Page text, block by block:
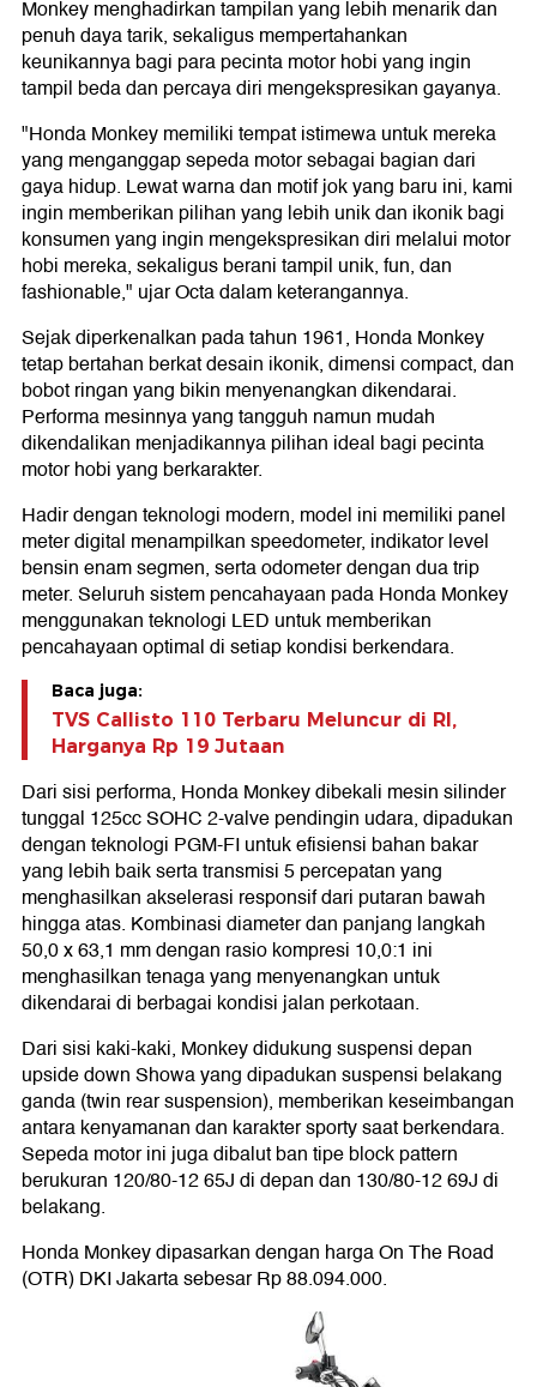
Monkey menghadirkan tampilan yang lebih menarik dan
penuh daya tarik, sekaligus mempertahankan
keunikannya bagi para pecinta motor hobi yang ingin
tampil beda dan percaya diri mengekspresikan gayanya.
"Honda Monkey memiliki tempat istimewa untuk mereka
yang menganggap sepeda motor sebagai bagian dari
gaya hidup. Lewat warna dan motif jok yang baru ini, kami
ingin memberikan pilihan yang lebih unik dan ikonik bagi
konsumen yang ingin mengekspresikan diri melalui motor
hobi mereka, sekaligus berani tampil unik, fun, dan
fashionable," ujar Octa dalam keterangannya.
Sejak diperkenalkan pada tahun 1961, Honda Monkey
tetap bertahan berkat desain ikonik, dimensi compact, dan
bobot ringan yang bikin menyenangkan dikendarai.
Performa mesinnya yang tangguh namun mudah
dikendalikan menjadikannya pilihan ideal bagi pecinta
motor hobi yang berkarakter.
Hadir dengan teknologi modern, model ini memiliki panel
meter digital menampilkan speedometer, indikator level
bensin enam segmen, serta odometer dengan dua trip
meter. Seluruh sistem pencahayaan pada Honda Monkey
menggunakan teknologi LED untuk memberikan
pencahayaan optimal di setiap kondisi berkendara.
Baca juga:
TVS Callisto 110 Terbaru Meluncur di RI,
Harganya Rp 19 Jutaan
Dari sisi performa, Honda Monkey dibekali mesin silinder
tunggal 125cc SOHC 2-valve pendingin udara, dipadukan
dengan teknologi PGM-FI untuk efisiensi bahan bakar
yang lebih baik serta transmisi 5 percepatan yang
menghasilkan akselerasi responsif dari putaran bawah
hingga atas. Kombinasi diameter dan panjang langkah
50,0 x 63,1 mm dengan rasio kompresi 10,0:1 ini
menghasilkan tenaga yang menyenangkan untuk
dikendarai di berbagai kondisi jalan perkotaan.
Dari sisi kaki-kaki, Monkey didukung suspensi depan
upside down Showa yang dipadukan suspensi belakang
ganda (twin rear suspension), memberikan keseimbangan
antara kenyamanan dan karakter sporty saat berkendara.
Sepeda motor ini juga dibalut ban tipe block pattern
berukuran 120/80-12 65J di depan dan 130/80-12 69J di
belakang.
Honda Monkey dipasarkan dengan harga On The Road
(OTR) DKI Jakarta sebesar Rp 88.094.000.